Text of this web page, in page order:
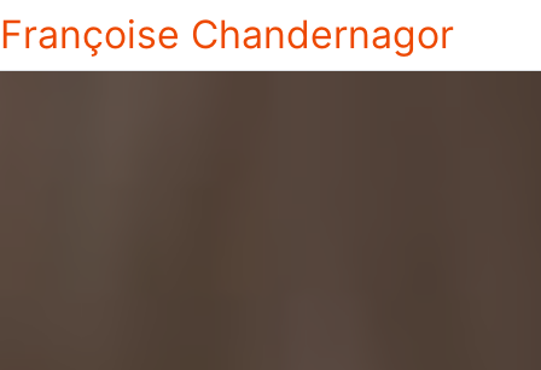
Françoise Chandernagor